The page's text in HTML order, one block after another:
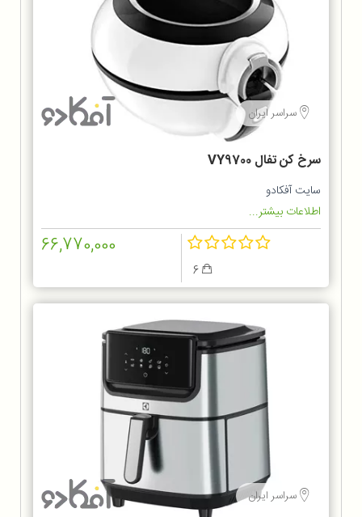
سراسر ایران
سرخ کن تفال VY9700
سایت آفکادو
اطلاعات بیشتر...
66,770,000
سراسر ایران